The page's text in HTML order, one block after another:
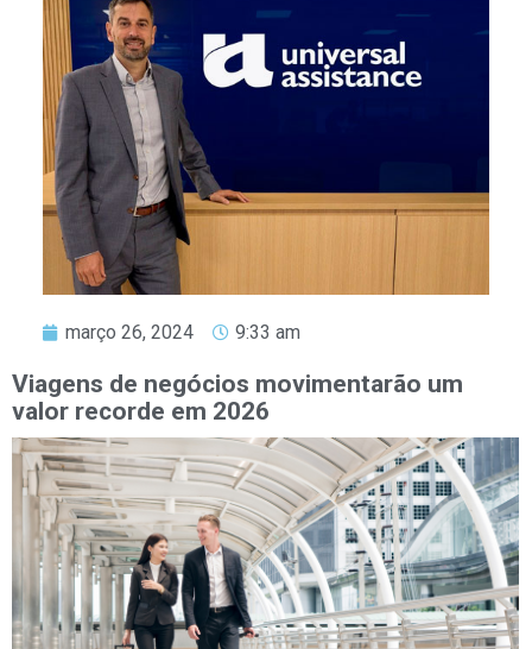
março 26, 2024 9:33 am
Viagens de negócios movimentarão um
valor recorde em 2026